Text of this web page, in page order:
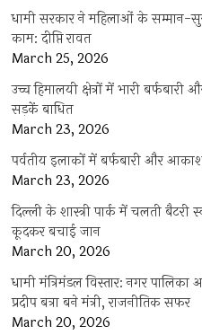
धामी सरकार ने महिलाओं के सम्मान-
काम: दीप्ति रावत
March 25, 2026
उच्च हिमालयी क्षेत्रों में भारी
सड़कें बाधित
March 23, 2026
पर्वतीय इलाकों में बर्फबारी और
March 23, 2026
दिल्ली के शास्त्री पार्क में चलती
कूदकर बचाई जान
March 20, 2026
धामी मंत्रिमंडल विस्तार: नगर
प्रदीप बत्रा बने मंत्री, राजनीतिक सफर
March 20, 2026